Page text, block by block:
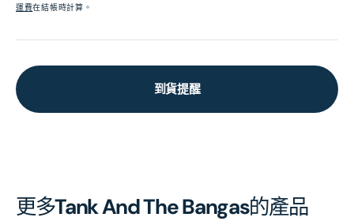
價
運費在結帳時計算。
到貨提醒
更多Tank And The Bangas的產品